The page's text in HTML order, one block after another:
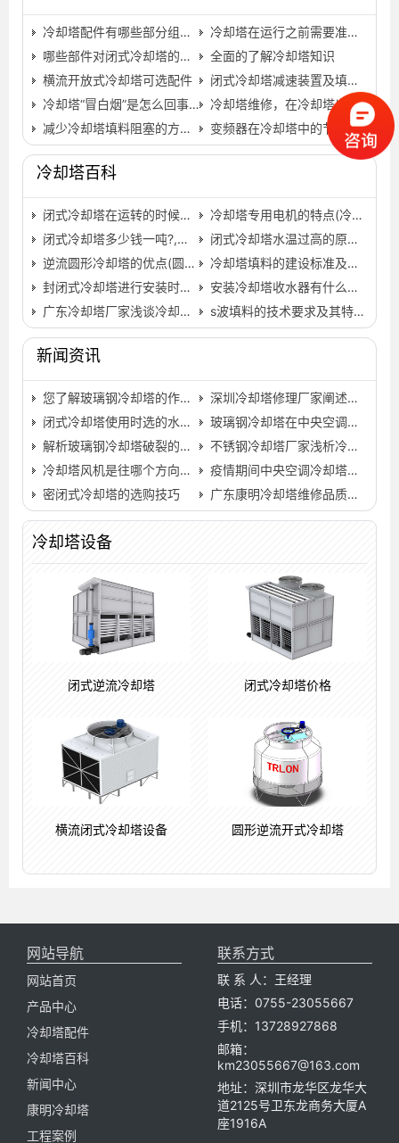
冷却塔配件有哪些部分组成及控制标准,冷却塔配件制造商…
冷却塔在运行之前需要准备哪些工作？,冷却塔运行重量计算…
哪些部件对闭式冷却塔的使用寿命有影响？,常闭式防火门有…
全面的了解冷却塔知识
横流开放式冷却塔可选配件
闭式冷却塔减速装置及填料的检查工作,闭式冷却塔生产厂…
冷却塔“冒白烟”是怎么回事？
冷却塔维修，在冷却塔出现明显漂水现象时怎么办(冷却塔维…
减少冷却塔填料阻塞的方法,冷却塔填料怎样更换…
变频器在冷却塔中的节能应用(冷却塔变频控制策略)…
冷却塔百科
闭式冷却塔在运转的时候要注意什么？(闭式冷却塔维修注意…
冷却塔专用电机的特点(冷却塔的电机如何接线)…
闭式冷却塔多少钱一吨?,闭式冷却塔多少钱一吨…
闭式冷却塔水温过高的原因和解决方法,闭式冷却塔技术参…
逆流圆形冷却塔的优点(圆形逆流冷却塔有哪些)…
冷却塔填料的建设标准及标准角度,方形冷却塔填料…
封闭式冷却塔进行安装时需要注意哪几个问题,封闭式冷却…
安装冷却塔收水器有什么作用,冷却塔收水器安装位置…
广东冷却塔厂家浅谈冷却塔清洗方法(如何清洗闭式冷却塔…
s波填料的技术要求及其特性,s波填料
新闻资讯
您了解玻璃钢冷却塔的作用多少呢?(工业型玻璃钢冷却塔订…
深圳冷却塔修理厂家阐述冷却塔日常正确操作方法(广州冷…
闭式冷却塔使用时选的水质有什么讲究吗？…
玻璃钢冷却塔在中央空调中处于重要地位(浙江中央空调用…
解析玻璃钢冷却塔破裂的原因(玻璃钢冷却塔噪声标准)…
不锈钢冷却塔厂家浅析冷却塔的水温变化对制冷机组的影响…
冷却塔风机是往哪个方向吹,冷却塔风机往那边转才是正确…
疫情期间中央空调冷却塔如何清洗
密闭式冷却塔的选购技巧
广东康明冷却塔维修品质保证、售后无忧…
冷却塔设备
闭式逆流冷却塔 闭式冷却塔价格
横流闭式冷却塔设备 圆形逆流开式冷却塔
网站导航
网站首页
产品中心
冷却塔配件
冷却塔百科
新闻中心
康明冷却塔
工程案例
联系方式
联 系 人：王经理
电话：0755-23055667
手机：13728927868
邮箱：
km23055667@163.com
地址：深圳市龙华区龙华大
道2125号卫东龙商务大厦A
座1916A